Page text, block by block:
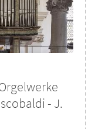
- J.